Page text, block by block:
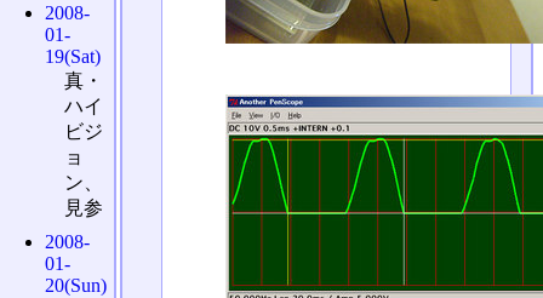
2008-
01-
19(Sat)
真・
ハイ
ビジ
ョ
ン、
見参
2008-
01-
20(Sun)